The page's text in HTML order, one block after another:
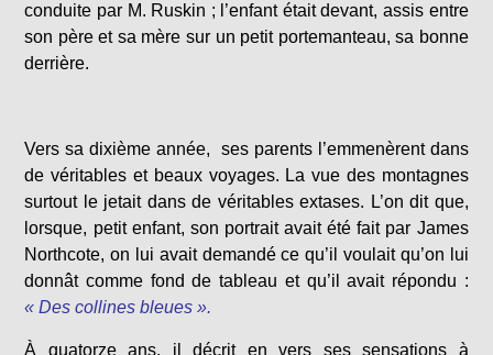
conduite par M. Ruskin ; l’enfant était devant, assis entre
son père et sa mère sur un petit portemanteau, sa bonne
derrière.
Vers sa dixième année, ses parents l’emmenèrent dans
de véritables et beaux voyages. La vue des montagnes
surtout le jetait dans de véritables extases. L’on dit que,
lorsque, petit enfant, son portrait avait été fait par James
Northcote, on lui avait demandé ce qu’il voulait qu’on lui
donnât comme fond de tableau et qu’il avait répondu :
« Des collines bleues ».
À quatorze ans, il décrit en vers ses sensations à